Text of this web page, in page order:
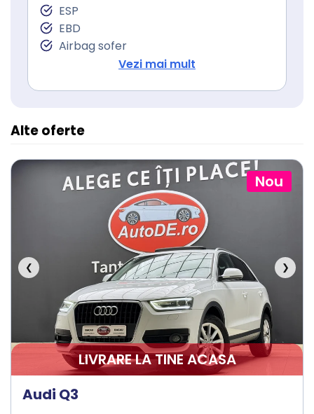
Sistem Start Stop
Senzori presiune roti
Frana parcare electrica
Servodirecţie
ESP
EBD
Airbag sofer
Airbag pasagerVezi mai mult
Alte oferte
Nou
❮ ❯
LIVRARE LA TINE ACASA
Audi Q3